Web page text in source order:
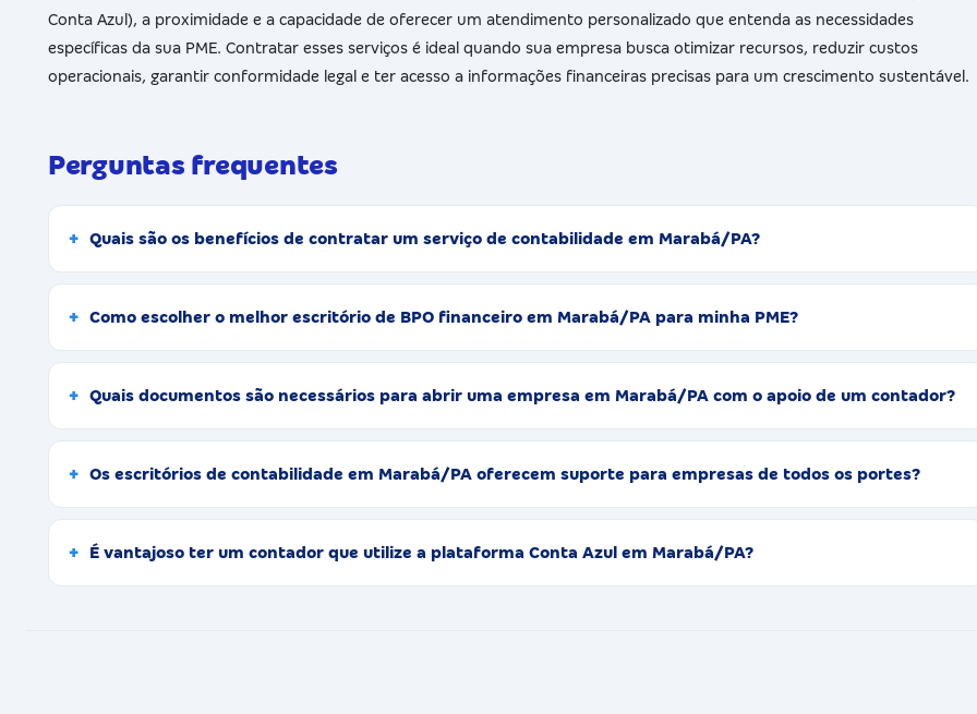
Conta Azul), a proximidade e a capacidade de oferecer um atendimento personalizado que entenda as necessidades
específicas da sua PME. Contratar esses serviços é ideal quando sua empresa busca otimizar recursos, reduzir custos
operacionais, garantir conformidade legal e ter acesso a informações financeiras precisas para um crescimento sustentável.
Perguntas frequentes
Quais são os benefícios de contratar um serviço de contabilidade em Marabá/PA?
Como escolher o melhor escritório de BPO financeiro em Marabá/PA para minha PME?
Quais documentos são necessários para abrir uma empresa em Marabá/PA com o apoio de um contador?
Os escritórios de contabilidade em Marabá/PA oferecem suporte para empresas de todos os portes?
É vantajoso ter um contador que utilize a plataforma Conta Azul em Marabá/PA?